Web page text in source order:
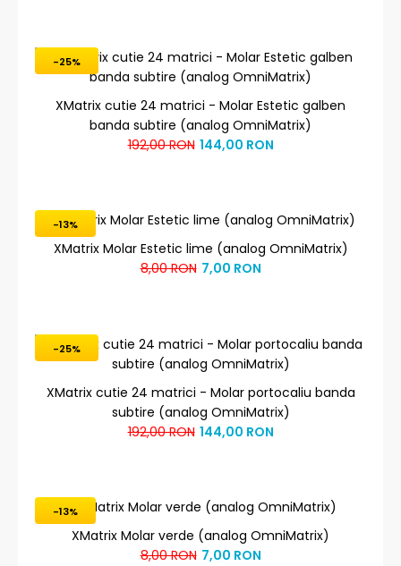
-25%
XMatrix cutie 24 matrici - Molar Estetic galben
banda subtire (analog OmniMatrix)
192,00 RON 144,00 RON
-13%
XMatrix Molar Estetic lime (analog OmniMatrix)
8,00 RON 7,00 RON
-25%
XMatrix cutie 24 matrici - Molar portocaliu banda
subtire (analog OmniMatrix)
192,00 RON 144,00 RON
-13%
XMatrix Molar verde (analog OmniMatrix)
8,00 RON 7,00 RON